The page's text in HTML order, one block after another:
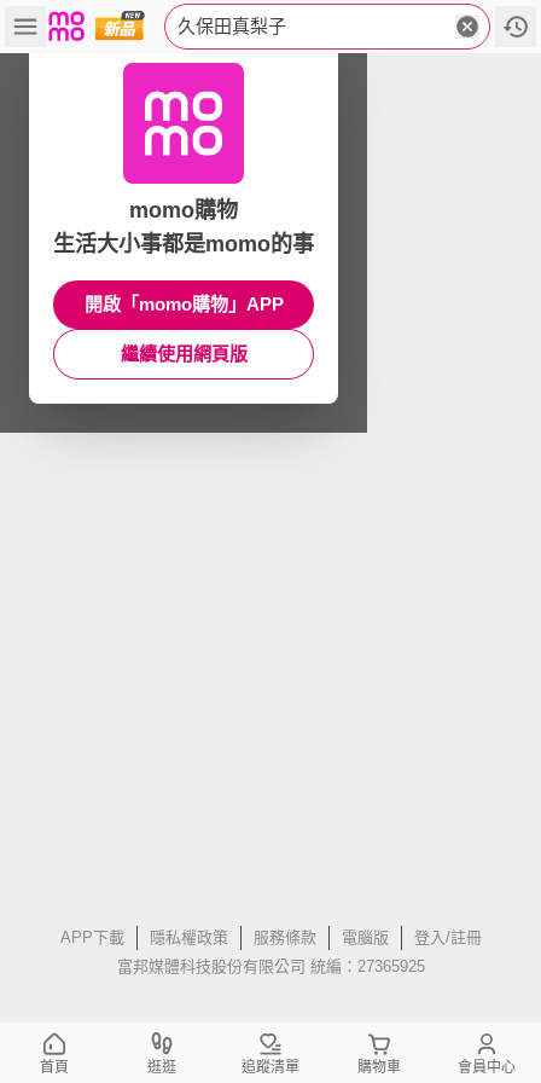
久保田真梨子
APP下載 隱私權政策 服務條款 電腦版
登入/註冊
富邦媒體科技股份有限公司 統編：27365925
momo購物
生活大小事都是momo的事
開啟「momo購物」APP
繼續使用網頁版
首頁 逛逛 追蹤清單 購物車 會員中心